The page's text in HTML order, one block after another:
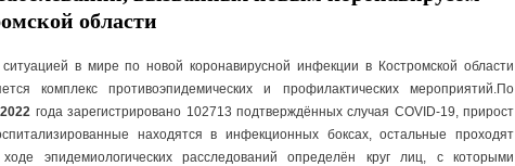
области
в мире по новой коронавирусной инфекции в Костромской области
комплекс противоэпидемических и профилактических мероприятий.По
года зарегистрировано 102713 подтверждённых случая COVID-19, прирост
находятся в инфекционных боксах, остальные проходят
эпидемиологических расследований определён круг лиц, с которыми